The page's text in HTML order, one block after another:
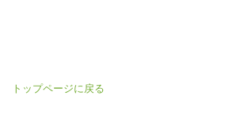
トップページに戻る